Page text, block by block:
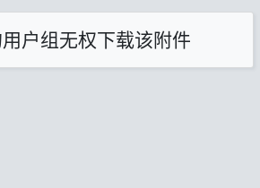
户组无权下载该附件